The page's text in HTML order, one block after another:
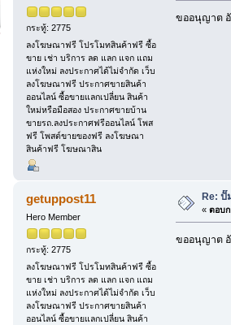
กระทู้: 2775
ลงโฆษณาฟรี โปรโมทสินค้าฟรี ซื้อ
ขาย เช่า บริการ ลด แลก แจก แถม
แห่งใหม่ ลงประกาศได้ไม่จำกัด เว็บ
ลงโฆษณาฟรี ประกาศขายสินค้า
ออนไลน์ ซื้อขายแลกเปลี่ยน สินค้า
ใหม่หรือมือสอง ประกาศขายบ้าน
ขายรถ.ลงประกาศฟรีออนไลน์ โพส
ฟรี โพสต์ขายของฟรี ลงโฆษณา
สินค้าฟรี โฆษณาสิน
ขออนุญาต
getuppost11
Hero Member
กระทู้: 2775
ลงโฆษณาฟรี โปรโมทสินค้าฟรี ซื้อ
ขาย เช่า บริการ ลด แลก แจก แถม
แห่งใหม่ ลงประกาศได้ไม่จำกัด เว็บ
ลงโฆษณาฟรี ประกาศขายสินค้า
ออนไลน์ ซื้อขายแลกเปลี่ยน สินค้า
Re: ปั๊
« ตอบก
ขออนุญาต